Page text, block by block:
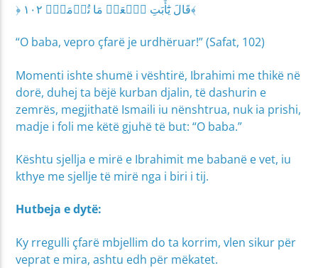
﴿ قَالَ يَٰٓأَبَتِ ٱفۡعَلۡ مَا تُؤۡمَرُۖ ١٠٢﴾
“O baba, vepro çfarë je urdhëruar!” (Safat, 102)
Momenti ishte shumë i vështirë, Ibrahimi me thikë në
dorë, duhej ta bëjë kurban djalin, të dashurin e
zemrës, megjithatë Ismaili iu nënshtrua, nuk ia prishi,
madje i foli me këtë gjuhë të but: “O baba.”
Kështu sjellja e mirë e Ibrahimit me babanë e vet, iu
kthye me sjellje të mirë nga i biri i tij.
Hutbeja e dytë:
Ky rregulli çfarë mbjellim do ta korrim, vlen sikur për
veprat e mira, ashtu edh për mëkatet.